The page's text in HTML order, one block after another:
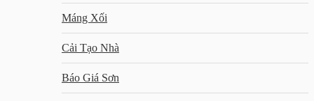
Máng Xối
Cải Tạo Nhà
Báo Giá Sơn